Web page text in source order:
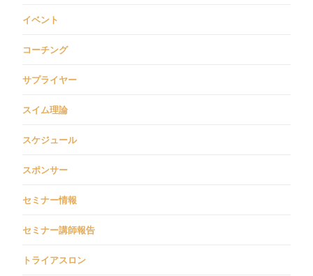
イベント
コーチング
サプライヤー
スイム理論
スケジュール
スポンサー
セミナー情報
セミナー講師報告
トライアスロン